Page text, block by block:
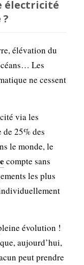
électricité
élévation du
Les
ne cessent
via les
25% des
le monde, le
compte sans
les plus
évolution !
aujourd’hui,
peut prendre